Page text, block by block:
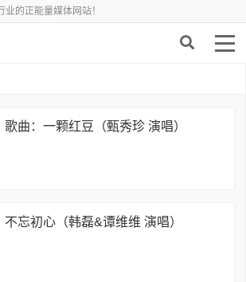
的正能量媒体网站！
歌曲：一颗红豆（甄秀珍 演唱）
不忘初心（韩磊&谭维维 演唱）